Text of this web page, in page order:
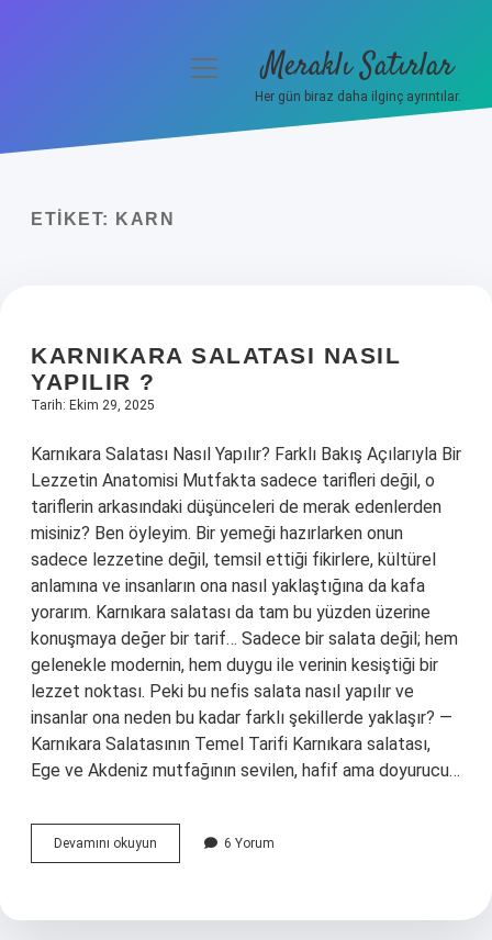
menüyü
Meraklı Satırlar
Her gün biraz daha ilginç ayrıntılar.
ETIKET: KARN
KARNIKARA SALATASI NASIL
YAPILIR ?
Tarih: Ekim 29, 2025
Karnıkara Salatası Nasıl Yapılır? Farklı Bakış Açılarıyla Bir
Lezzetin Anatomisi Mutfakta sadece tarifleri değil, o
tariflerin arkasındaki düşünceleri de merak edenlerden
misiniz? Ben öyleyim. Bir yemeği hazırlarken onun
sadece lezzetine değil, temsil ettiği fikirlere, kültürel
anlamına ve insanların ona nasıl yaklaştığına da kafa
yorarım. Karnıkara salatası da tam bu yüzden üzerine
konuşmaya değer bir tarif… Sadece bir salata değil; hem
gelenekle modernin, hem duygu ile verinin kesiştiği bir
lezzet noktası. Peki bu nefis salata nasıl yapılır ve
insanlar ona neden bu kadar farklı şekillerde yaklaşır? —
Karnıkara Salatasının Temel Tarifi Karnıkara salatası,
Ege ve Akdeniz mutfağının sevilen, hafif ama doyurucu…
Devamını okuyun Karnıkara
salatası
?
6 Yorum